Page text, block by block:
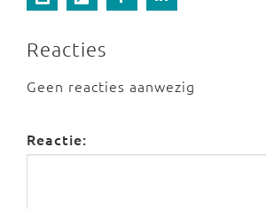
Reacties
Geen reacties aanwezig
Reactie: